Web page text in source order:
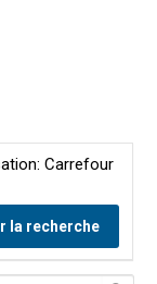
Carrefour
la recherche